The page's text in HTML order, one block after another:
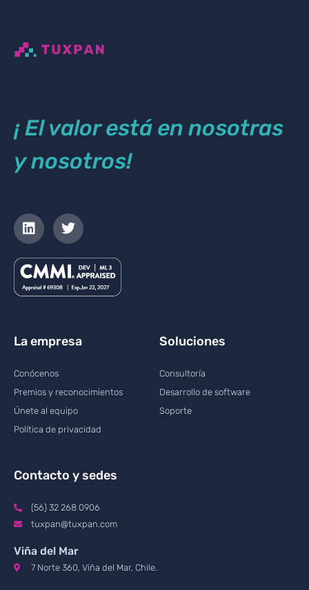
¡ El valor está en nosotras
y nosotros!
La empresa
Conócenos
Premios y reconocimientos
Únete al equipo
Política de privacidad
Soluciones
Consultoría
Desarrollo de software
Soporte
Contacto y sedes
(56) 32 268 0906
tuxpan@tuxpan.com
Viña del Mar
7 Norte 360, Viña del Mar, Chile.